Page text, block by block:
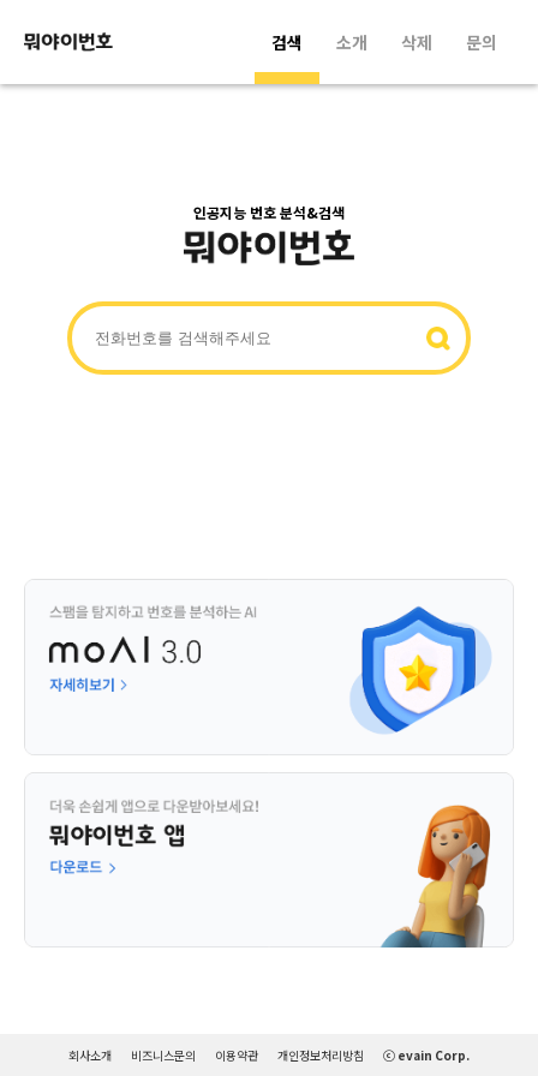
검색 소개 삭제 문의
인공지능 번호 분석&검색
회사소개 비즈니스문의 이용약관 개인정보처리방침 ⓒ evain Corp.